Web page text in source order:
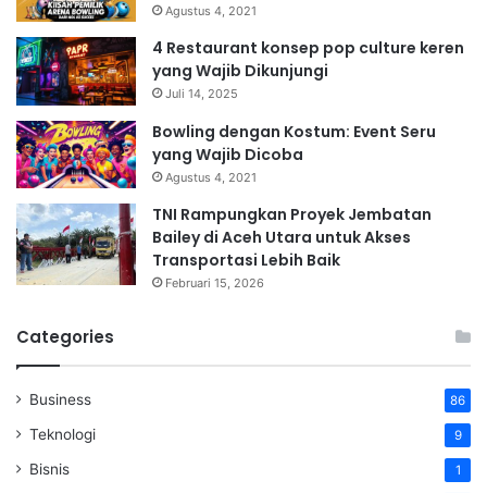
Agustus 4, 2021
4 Restaurant konsep pop culture keren
yang Wajib Dikunjungi
Juli 14, 2025
Bowling dengan Kostum: Event Seru
yang Wajib Dicoba
Agustus 4, 2021
TNI Rampungkan Proyek Jembatan
Bailey di Aceh Utara untuk Akses
Transportasi Lebih Baik
Februari 15, 2026
Categories
Business 86
Teknologi 9
Bisnis 1